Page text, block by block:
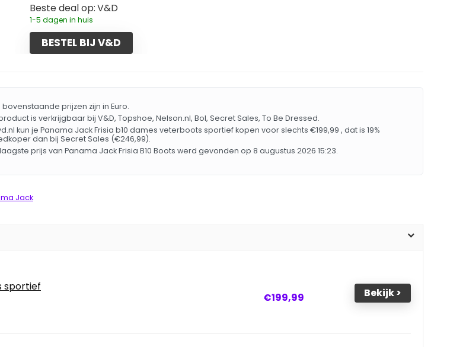
Beste deal op: V&D
1-5 dagen in huis
BESTEL BIJ V&D
bovenstaande prijzen zijn in Euro.
is verkrijgbaar bij V&D, Topshoe, Nelson.nl, Bol, Secret Sales, To Be Dressed.
kun je Panama Jack Frisia b10 dames veterboots sportief kopen voor slechts €199,99 , dat is 19%
dan bij Secret Sales (€246,99).
prijs van Panama Jack Frisia B10 Boots werd gevonden op 8 augustus 2026 15:23.
Jack
sportief
€199,99 Bekijk >